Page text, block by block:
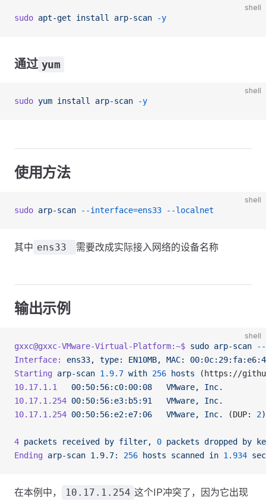
shell
sudo apt-get install arp-scan -y
通过 yum
shell
sudo yum install arp-scan -y
使用方法
shell
sudo arp-scan --interface=ens33 --localnet
其中 ens33 需要改成实际接入网络的设备名称
输出示例
shell
gxxc@gxxc-VMware-Virtual-Platform:~$ sudo arp-scan --
Interface:
ens33, type: EN10MB, MAC:
Starting arp-scan 1.9.7 with 256 hosts (https://
10.17.1.1
	00:50:56:c0:00:08
	VMware,
Inc.
10.17.1.254
	00:50:56:e3:b5:91
	VMware,
Inc.
10.17.1.254
	00:50:56:e2:e7:06
	VMware,
Inc. (DUP: 2)
4 packets received by filter, 0 packets dropped by
Ending arp-scan 1.9.7: 256 hosts scanned in 1.934
在本例中， 10.17.1.254 这个IP冲突了，因为它出现